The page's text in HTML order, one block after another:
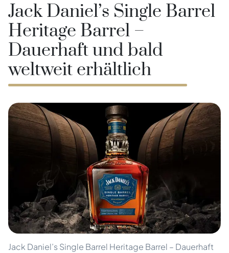
Jack Daniel’s Single Barrel
Heritage Barrel –
Dauerhaft und bald
weltweit erhältlich
Jack Daniel’s Single Barrel Heritage Barrel – Dauerhaft